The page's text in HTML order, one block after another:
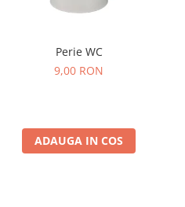
Perie WC
9,00 RON
ADAUGA IN COS